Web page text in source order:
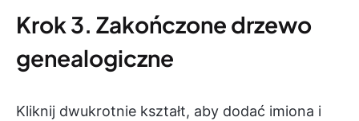
Krok 3. Zakończone drzewo
genealogiczne
Kliknij dwukrotnie kształt, aby dodać imiona i